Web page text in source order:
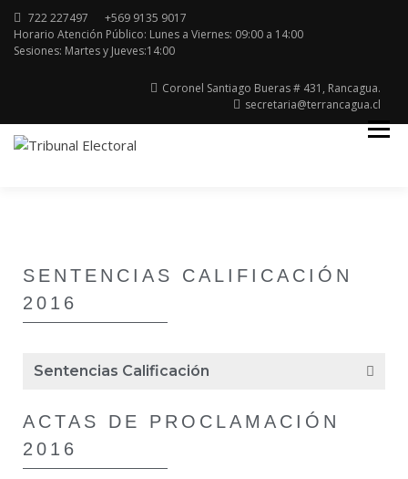
722 227497
+569 9135 9017
Horario Atención Público: Lunes a Viernes: 09:00 a 14:00
Sesiones: Martes y Jueves:14:00
Coronel Santiago Bueras # 431, Rancagua.
secretaria@terrancagua.cl
SENTENCIAS CALIFICACIÓN
2016
Sentencias Calificación
ACTAS DE PROCLAMACIÓN
2016